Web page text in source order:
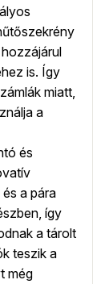
is. Így
miatt,
a
és
a pára
így
a tárolt
teszik a
még